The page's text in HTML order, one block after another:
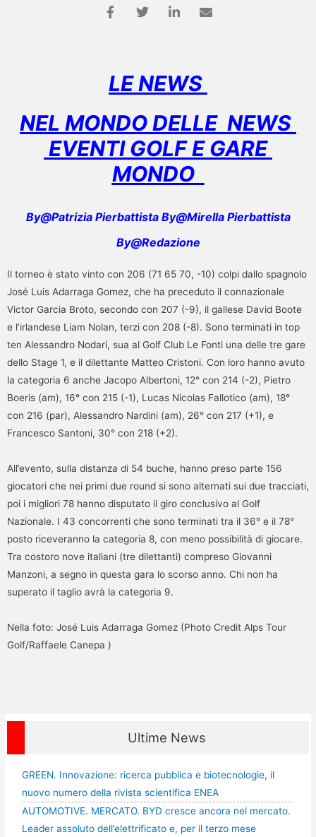
LE NEWS
NEL MONDO DELLE NEWS
EVENTI GOLF E GARE
MONDO
By@Patrizia Pierbattista By@Mirella Pierbattista
By@Redazione
Il torneo è stato vinto con 206 (71 65 70, -10) colpi dallo spagnolo
José Luis Adarraga Gomez, che ha preceduto il connazionale
Victor Garcia Broto, secondo con 207 (-9), il gallese David Boote
e l’irlandese Liam Nolan, terzi con 208 (-8). Sono terminati in top
ten Alessandro Nodari, sua al Golf Club Le Fonti una delle tre gare
dello Stage 1, e il dilettante Matteo Cristoni. Con loro hanno avuto
la categoria 6 anche Jacopo Albertoni, 12° con 214 (-2), Pietro
Boeris (am), 16° con 215 (-1), Lucas Nicolas Fallotico (am), 18°
con 216 (par), Alessandro Nardini (am), 26° con 217 (+1), e
Francesco Santoni, 30° con 218 (+2).
All’evento, sulla distanza di 54 buche, hanno preso parte 156
giocatori che nei primi due round si sono alternati sui due tracciati,
poi i migliori 78 hanno disputato il giro conclusivo al Golf
Nazionale. I 43 concorrenti che sono terminati tra il 36° e il 78°
posto riceveranno la categoria 8, con meno possibilità di giocare.
Tra costoro nove italiani (tre dilettanti) compreso Giovanni
Manzoni, a segno in questa gara lo scorso anno. Chi non ha
superato il taglio avrà la categoria 9.
Nella foto: José Luis Adarraga Gomez (Photo Credit Alps Tour
Golf/Raffaele Canepa )
Ultime News
GREEN. Innovazione: ricerca pubblica e biotecnologie, il
nuovo numero della rivista scientifica ENEA
AUTOMOTIVE. MERCATO. BYD cresce ancora nel mercato.
Leader assoluto dell’elettrificato e, per il terzo mese